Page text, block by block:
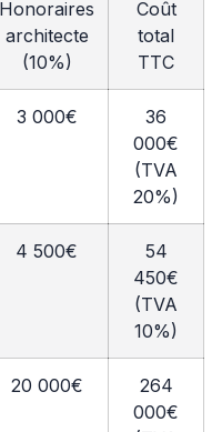
Honoraires
architecte
(10%)
Coût
total
TTC
3 000€
36
000€
(TVA
20%)
4 500€
54
450€
(TVA
10%)
20 000€
264
000€